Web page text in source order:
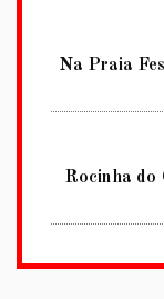
Na Praia
Rocinha do